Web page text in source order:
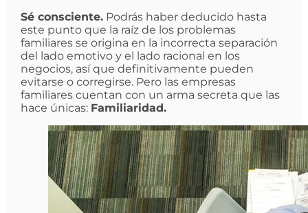
Sé consciente.Podrás haber deducido hasta
este punto que la raíz de los problemas
familiares se origina en la incorrecta separación
del lado emotivo y el lado racional en los
negocios, así que definitivamente pueden
evitarse o corregirse. Pero las empresas
familiares cuentan con un arma secreta que las
hace únicas: Familiaridad.